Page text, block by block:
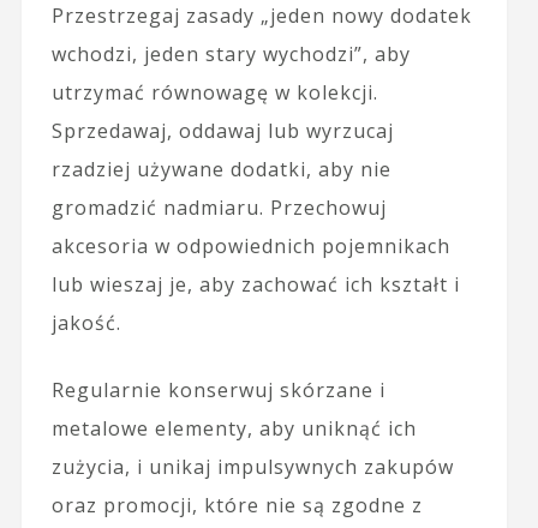
Przestrzegaj zasady „jeden nowy dodatek
wchodzi, jeden stary wychodzi”, aby
utrzymać równowagę w kolekcji.
Sprzedawaj, oddawaj lub wyrzucaj
rzadziej używane dodatki, aby nie
gromadzić nadmiaru. Przechowuj
akcesoria w odpowiednich pojemnikach
lub wieszaj je, aby zachować ich kształt i
jakość.
Regularnie konserwuj skórzane i
metalowe elementy, aby uniknąć ich
zużycia, i unikaj impulsywnych zakupów
oraz promocji, które nie są zgodne z